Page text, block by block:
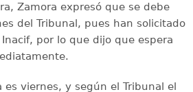
Zamora expresó que se debe
del Tribunal, pues han solicitado
por lo que dijo que espera
es viernes, y según el Tribunal el